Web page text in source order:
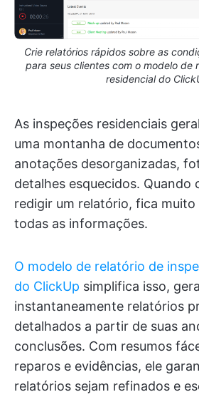
Crie relatórios rápidos sobre as
para seus clientes com o modelo de
residencial do
As inspeções residenciais
uma montanha de
anotações desorganizadas,
detalhes esquecidos. Quando
redigir um relatório, fica
todas as informações.
O modelo de relatório de
do ClickUp simplifica isso,
instantaneamente relatórios
detalhados a partir de suas
conclusões. Com resumos
reparos e evidências, ele
relatórios sejam refinados e